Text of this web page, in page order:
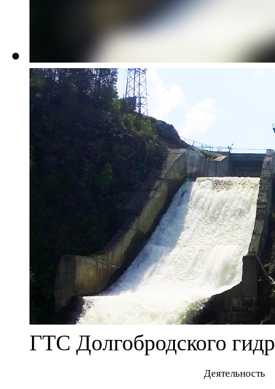
ГТС Долгобродского
Деятельность